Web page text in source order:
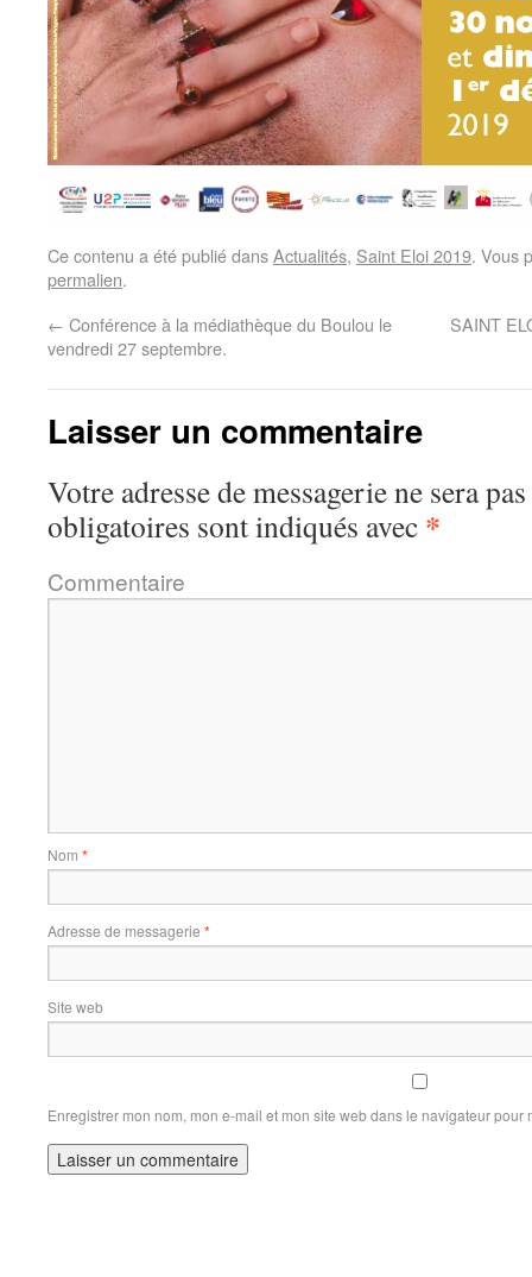
Ce contenu a été publié dansActualités, Saint Eloi 2019. Vous
permalien.
← Conférence à la médiathèque du Boulou le
vendredi 27 septembre.
SAINT
Laisser un commentaire
Votre adresse de messagerie ne sera
obligatoires sont indiqués avec *
Commentaire
Nom *
Adresse de messagerie *
Site web
Enregistrer mon nom, mon e-mail et mon site web dans le navigateur pour